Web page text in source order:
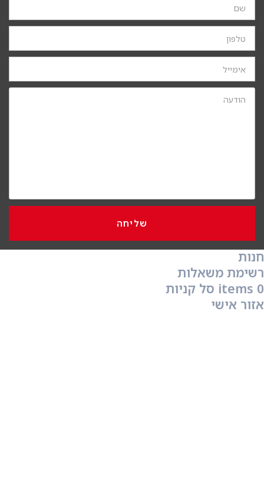
שליחה
חנות
רשימת משאלות
0
items סל קניות
אזור אישי